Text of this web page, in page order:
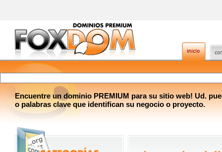
Encuentre un dominio PREMIUM para su sitio web! Ud.
o palabras clave que identifican su negocio o proyecto.